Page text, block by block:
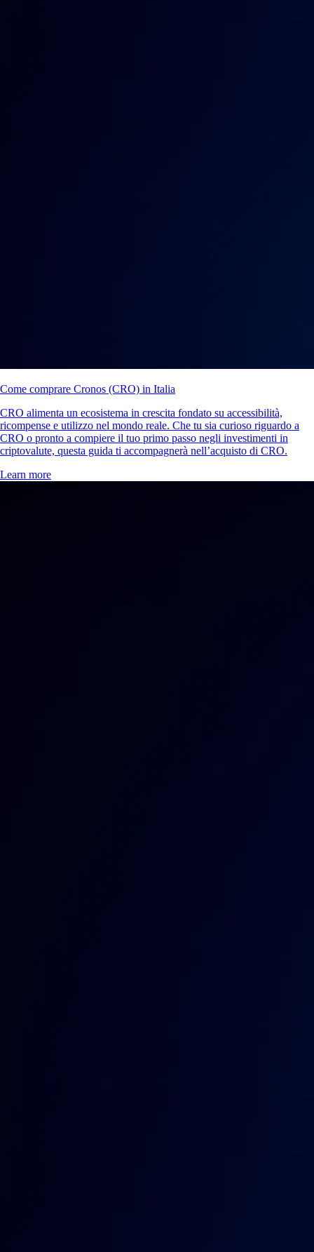
Come comprare Cronos (CRO) in Italia
CRO alimenta un ecosistema in crescita fondato su accessibilità,
ricompense e utilizzo nel mondo reale. Che tu sia curioso riguardo a
CRO o pronto a compiere il tuo primo passo negli investimenti in
criptovalute, questa guida ti accompagnerà nell’acquisto di CRO.
Learn more